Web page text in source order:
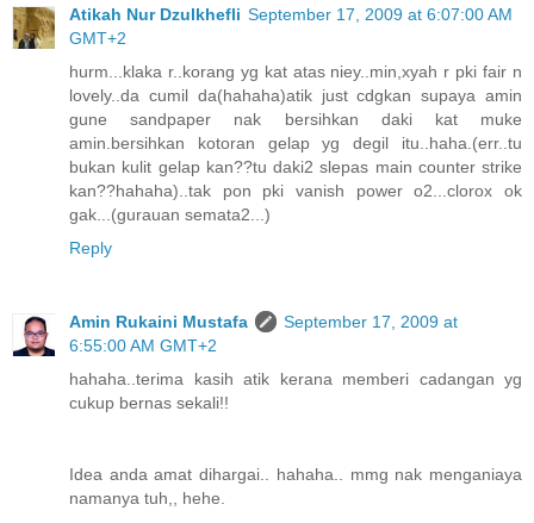
Atikah Nur Dzulkhefli September 17, 2009 at 6:07:00 AM
GMT+2
hurm...klaka r..korang yg kat atas niey..min,xyah r pki fair n
lovely..da cumil da(hahaha)atik just cdgkan supaya amin
gune sandpaper nak bersihkan daki kat muke
amin.bersihkan kotoran gelap yg degil itu..haha.(err..tu
bukan kulit gelap kan??tu daki2 slepas main counter strike
kan??hahaha)..tak pon pki vanish power o2...clorox ok
gak...(gurauan semata2...)
Reply
Amin Rukaini Mustafa
September 17, 2009 at
6:55:00 AM GMT+2
hahaha..terima kasih atik kerana memberi cadangan yg
cukup bernas sekali!!
Idea anda amat dihargai.. hahaha.. mmg nak menganiaya
namanya tuh,, hehe.